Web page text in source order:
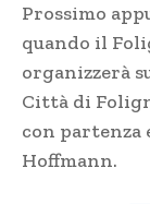
Prossimo
quando il
organizzerà
Città di
con partenza
Hoffmann.